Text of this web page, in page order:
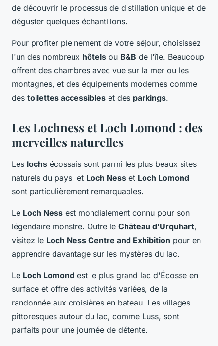
de découvrir le processus de distillation unique et de
déguster quelques échantillons.
Pour profiter pleinement de votre séjour, choisissez
l'un des nombreux hôtels ou B&B de l'île. Beaucoup
offrent des chambres avec vue sur la mer ou les
montagnes, et des équipements modernes comme
des toilettes accessibles et des parkings.
Les Lochness et Loch Lomond : des
merveilles naturelles
Les lochs écossais sont parmi les plus beaux sites
naturels du pays, et Loch Ness et Loch Lomond
sont particulièrement remarquables.
Le Loch Ness est mondialement connu pour son
légendaire monstre. Outre le Château d'Urquhart,
visitez le Loch Ness Centre and Exhibition pour en
apprendre davantage sur les mystères du lac.
Le Loch Lomond est le plus grand lac d'Écosse en
surface et offre des activités variées, de la
randonnée aux croisières en bateau. Les villages
pittoresques autour du lac, comme Luss, sont
parfaits pour une journée de détente.